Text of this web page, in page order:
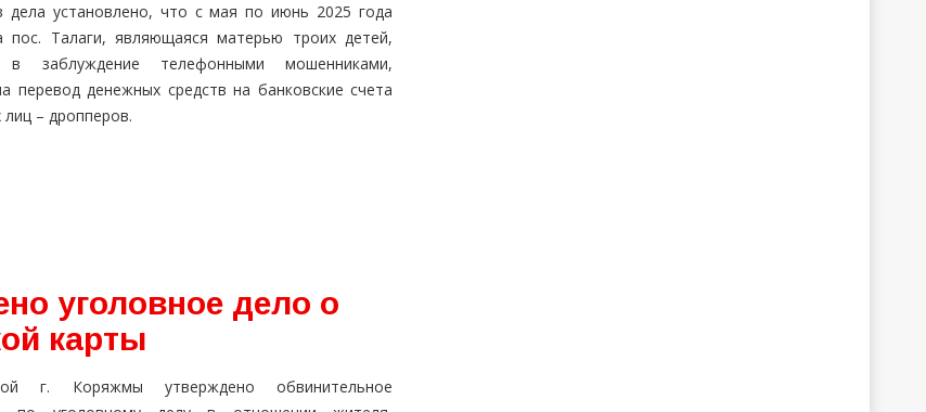
дела установлено, что с мая по июнь 2025 года
пос. Талаги, являющаяся матерью троих детей,
в заблуждение телефонными мошенниками,
перевод денежных средств на банковские счета
– дропперов.
уголовное дело о
карты
г. Коряжмы утверждено обвинительное